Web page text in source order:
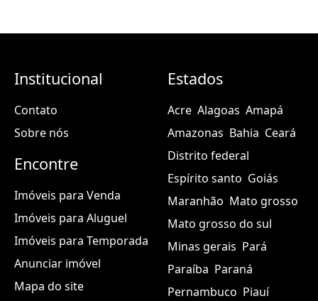
Institucional
Contato
Sobre nós
Encontre
Imóveis para Venda
Imóveis para Aluguel
Imóveis para Temporada
Anunciar imóvel
Mapa do site
Estados
Acre Alagoas Amapá
Amazonas Bahia Ceará
Distrito federal
Espírito santo Goiás
Maranhão Mato grosso
Mato grosso do sul
Minas gerais Pará
Paraíba Paraná
Pernambuco Piauí